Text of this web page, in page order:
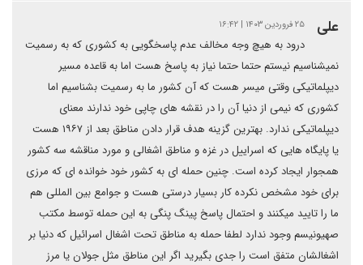
علی ۲۵ فروردین ۱۴۰۳ | ۱۶:۴۲
درود به هیچ وجه مخالف عدم پاسخگویی به کشوری که به رسمیت
نمیشناسیم نیستم حتما حتما نیاز به پاسخ هست اما به قاعده مسیر
دیپلماتیکی وقتی میسر هست که آن کشور ما به رسمیت بشناسیم اما
کشوری که نیمی از دنیا آن را در نقشه های چاپی خود ندارند معنای
دیپلماتیکی ندارد. بهترین گزینه هدف قرار دادن مناطق بعد از ۱۹۶۷ هست
یا پایگاه هایی که اسراییل در غزه و مناطق اشغالی و مورد مناقشه سه کشور
همجوار ایجاد کرده است. چنین حمله ای به کشور خود خوانده ای که مرزی
برای خود مشخص نکرده کار بسیار درستی هست و جوامع بین المللی هم
ما را تایید میکنند و احتمال پاسخ پینگ پنگی به این حمله توسط مکتب
صهیونیسم وجود ندارد لطفا حمله به مناطق تحت اشغال اسرائیل که دنیا بر
اشغالشان متفق است را جدی بگیرید اگر این مناطق مثل جولان یا مرز